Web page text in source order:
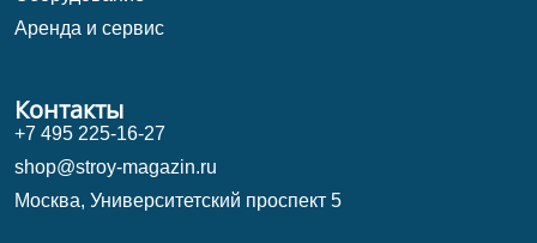
Аренда и сервис
Контакты
+7 495 225-16-27
shop@stroy-magazin.ru
Москва, Университетский проспект 5